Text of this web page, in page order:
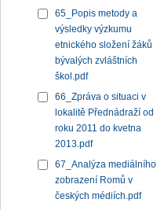
65_Popis metody a
výsledky výzkumu
etnického složení žáků
bývalých zvláštních
škol.pdf
66_Zpráva o situaci v
lokalitě Přednádraží od
roku 2011 do kvetna
2013.pdf
67_Analýza mediálního
zobrazení Romů v
českých médiích.pdf